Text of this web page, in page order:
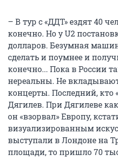
– В тур с «ДДТ» ездят 40
конечно. Но у U2
долларов. Безумная
сделать и поумнее и
конечно... Пока в России
нереальны. Не
концерты. Последний, кто
Дягилев. При Дягилеве
он «взорвал» Европу,
визуализированным
выступали в Лондоне на
площади, то пришло 70